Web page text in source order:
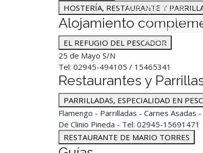
P. N. Los Alerces
Alojamientos en
Excursiones en
Alerces
HOSTERÍA, RESTAURANTE Y
Alojamiento
EL REFUGIO DEL PESCADOR
25 de Mayo S/N
Tel: 02945-494105 / 15465341
Restaurantes y
PARRILLADAS, ESPECIALIDAD EN
Flamengo - Parrilladas - Carnes Asadas
De Clinio Pineda - Tel: 02945-15691471
RESTAURANTE DE MARIO TORRES